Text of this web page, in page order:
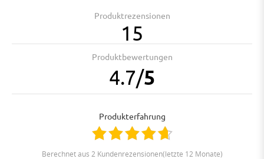
Produktrezensionen
15
Produktbewertungen
4.7/5
Produkterfahrung
berechnet aus 2 Kundenrezensionen(letzte 12 Monate)